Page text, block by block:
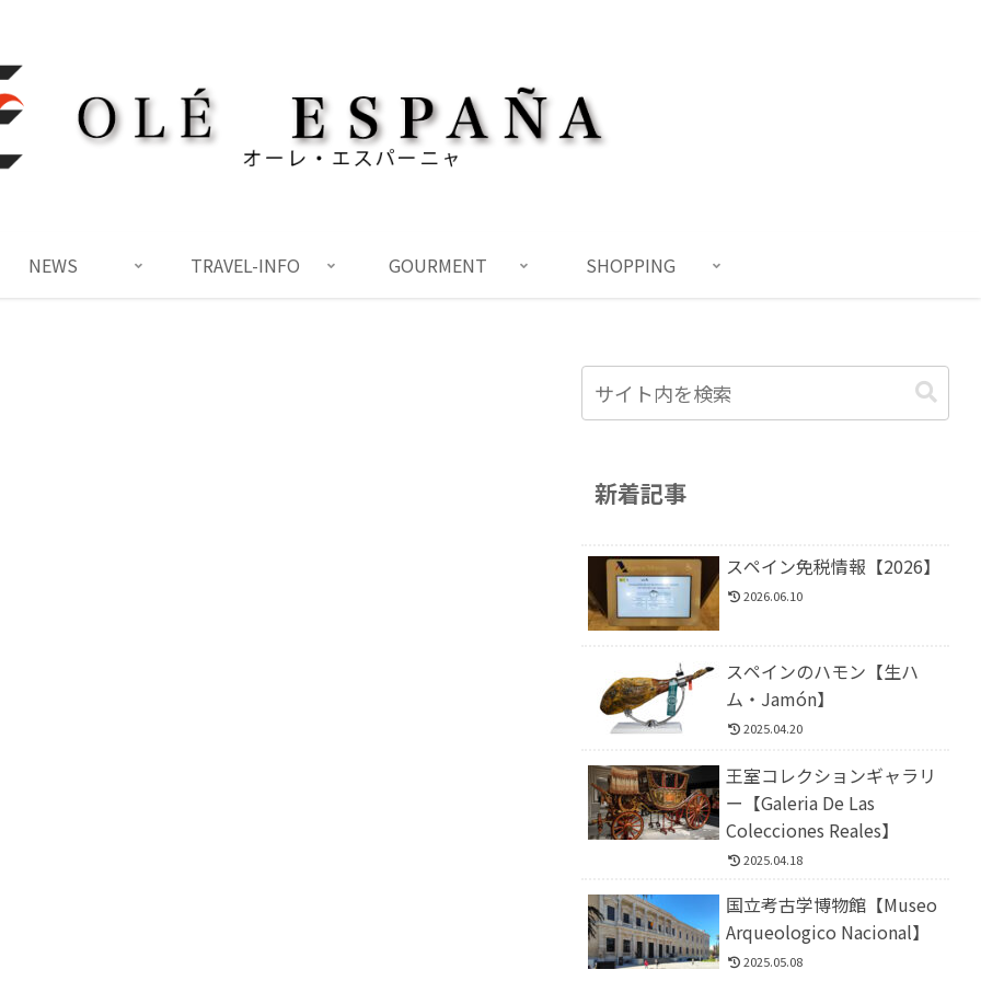
NEWS TRAVEL-INFO GOURMENT SHOPPING
新着記事
スペイン免税情報【2026】
2026.06.10
スペインのハモン【生ハ
ム・Jamón】
2025.04.20
王室コレクションギャラリ
ー【Galeria De Las
Colecciones Reales】
2025.04.18
国立考古学博物館【Museo
Arqueologico Nacional】
2025.05.08